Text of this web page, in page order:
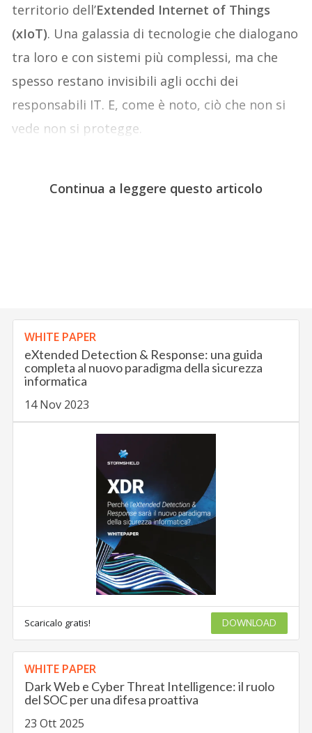
territorio dell’Extended Internet of Things
(xIoT). Una galassia di tecnologie che dialogano
tra loro e con sistemi più complessi, ma che
spesso restano invisibili agli occhi dei
responsabili IT. E, come è noto, ciò che non si
vede non si protegge.
Continua a leggere questo articolo
WHITE PAPER
eXtended Detection & Response: una guida
completa al nuovo paradigma della sicurezza
informatica
14 Nov 2023
Scaricalo gratis! DOWNLOAD
WHITE PAPER
Dark Web e Cyber Threat Intelligence: il ruolo
del SOC per una difesa proattiva
23 Ott 2025